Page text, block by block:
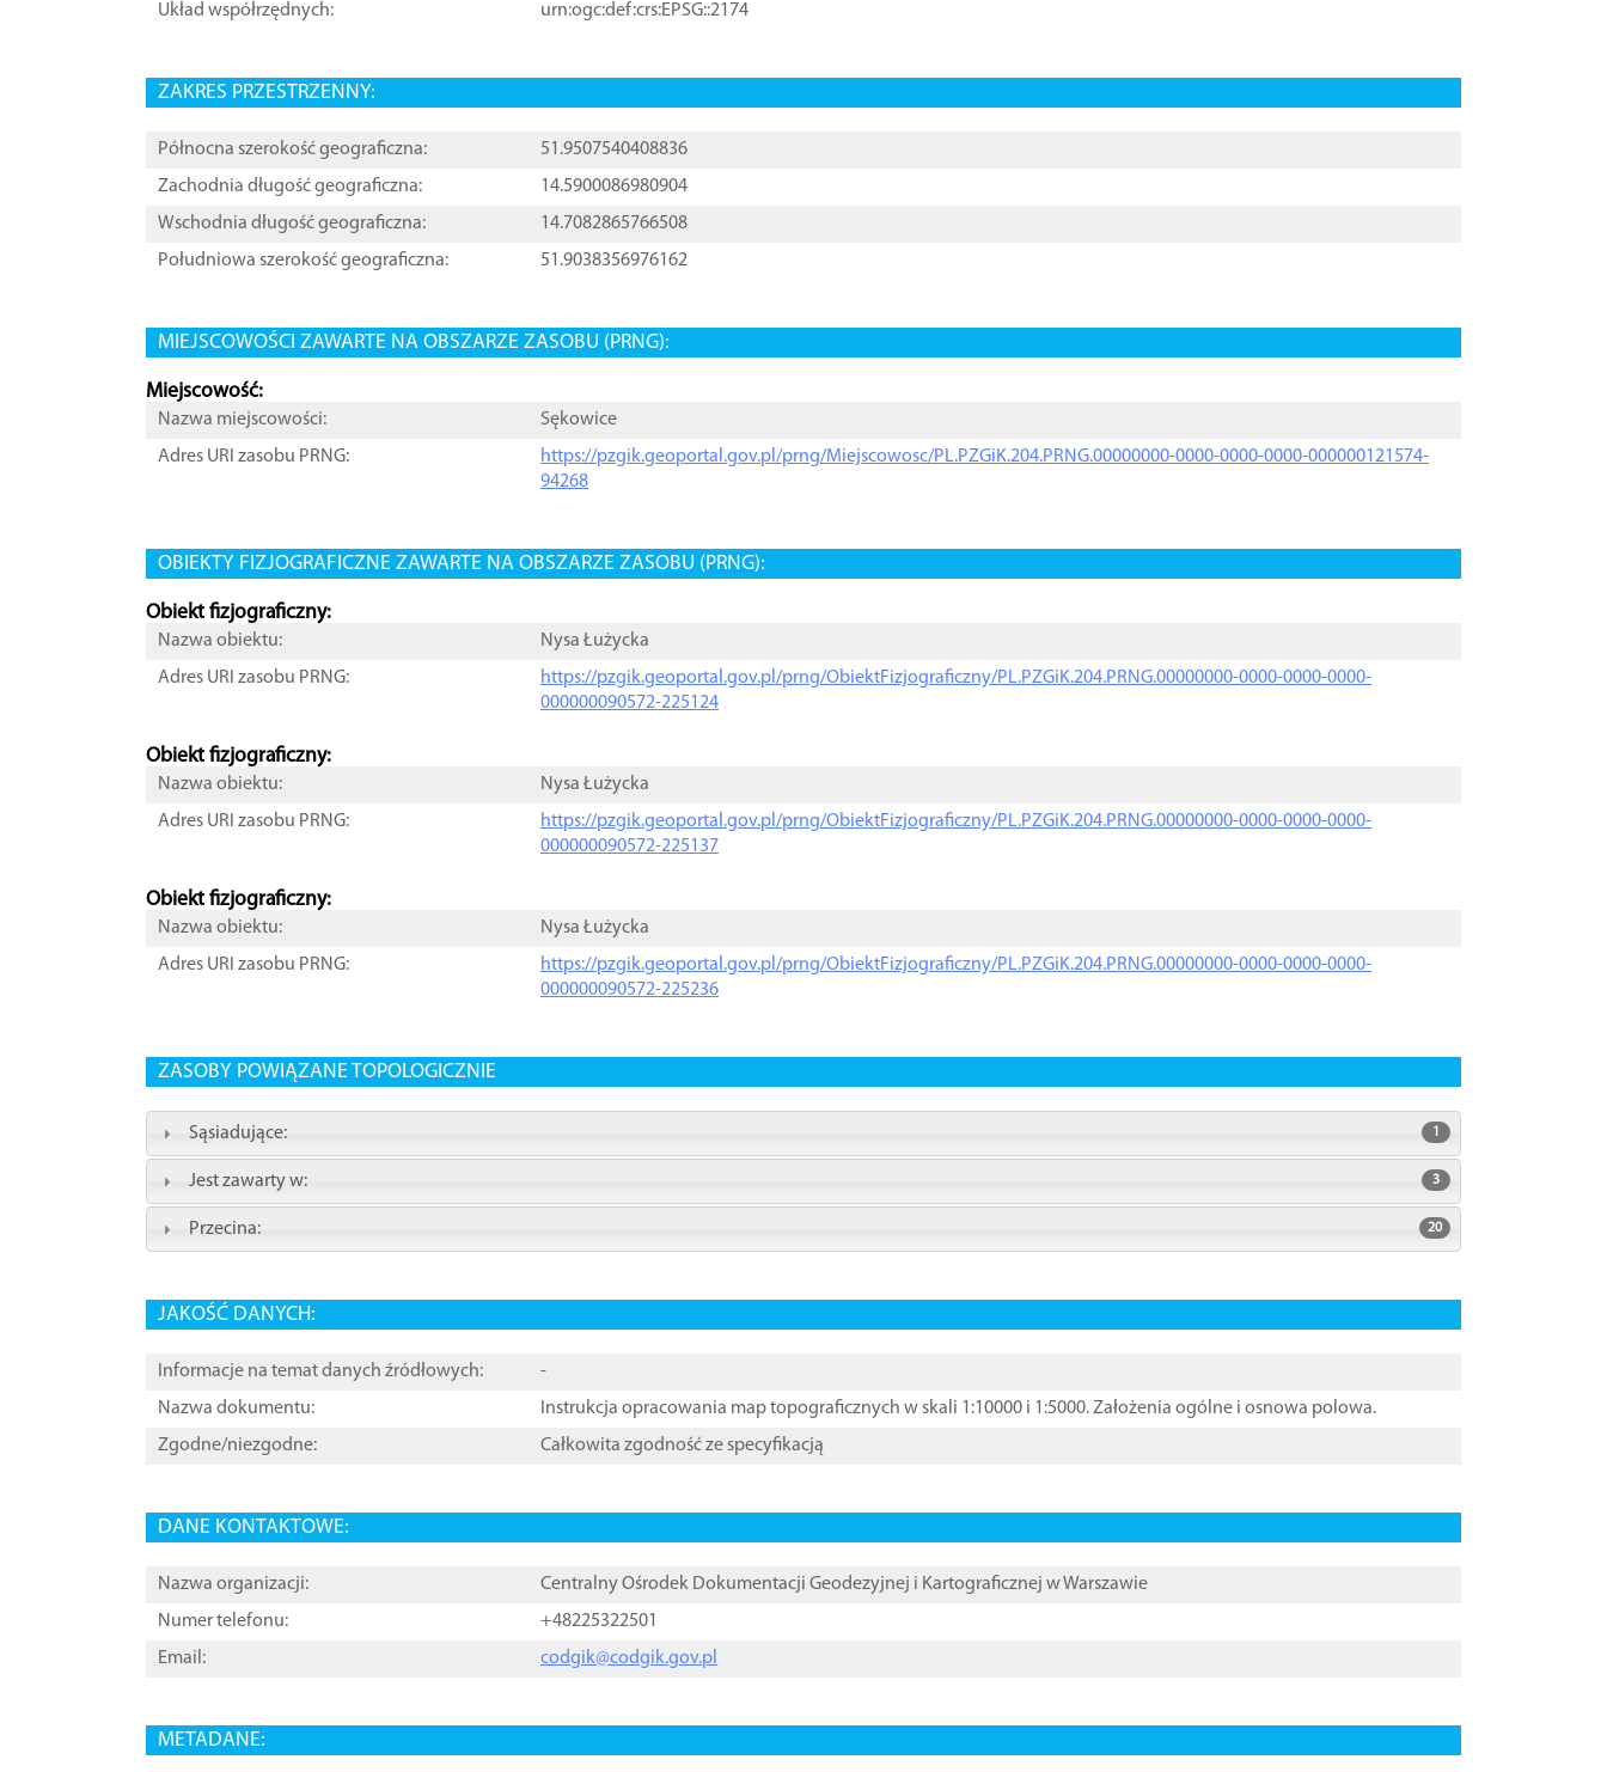
Układ współrzędnych:
urn:ogc:def:crs:EPSG::2174
ZAKRES PRZESTRZENNY:
Północna szerokość geograficzna:
51.9507540408836
Zachodnia długość geograficzna:
14.5900086980904
Wschodnia długość geograficzna:
14.7082865766508
Południowa szerokość geograficzna:
51.9038356976162
MIEJSCOWOŚCI ZAWARTE NA OBSZARZE ZASOBU (PRNG):
Miejscowość:
Nazwa miejscowości:
Sękowice
Adres URI zasobu PRNG:
https://pzgik.geoportal.gov.pl/prng/Miejscowosc/PL.PZGiK.204.PRNG.00000000-0000-0000-0000-000000121574-
94268
OBIEKTY FIZJOGRAFICZNE ZAWARTE NA OBSZARZE ZASOBU (PRNG):
Obiekt fizjograficzny:
Nazwa obiektu:
Nysa Łużycka
Adres URI zasobu PRNG:
https://pzgik.geoportal.gov.pl/prng/ObiektFizjograficzny/PL.PZGiK.204.PRNG.00000000-0000-0000-0000-
000000090572-225124
Obiekt fizjograficzny:
Nazwa obiektu:
Nysa Łużycka
Adres URI zasobu PRNG:
https://pzgik.geoportal.gov.pl/prng/ObiektFizjograficzny/PL.PZGiK.204.PRNG.00000000-0000-0000-0000-
000000090572-225137
Obiekt fizjograficzny:
Nazwa obiektu:
Nysa Łużycka
Adres URI zasobu PRNG:
https://pzgik.geoportal.gov.pl/prng/ObiektFizjograficzny/PL.PZGiK.204.PRNG.00000000-0000-0000-0000-
000000090572-225236
ZASOBY POWIĄZANE TOPOLOGICZNIE
Sąsiadujące: 1
Jest zawarty w: 3
Przecina: 20
JAKOŚĆ DANYCH:
Informacje na temat danych źródłowych:
-
Nazwa dokumentu:
Instrukcja opracowania map topograficznych w skali 1:10000 i 1:5000. Założenia ogólne i osnowa polowa.
Zgodne/niezgodne:
Całkowita zgodność ze specyfikacją
DANE KONTAKTOWE:
Nazwa organizacji:
Centralny Ośrodek Dokumentacji Geodezyjnej i Kartograficznej w Warszawie
Numer telefonu:
+48225322501
Email:
codgik@codgik.gov.pl
METADANE: